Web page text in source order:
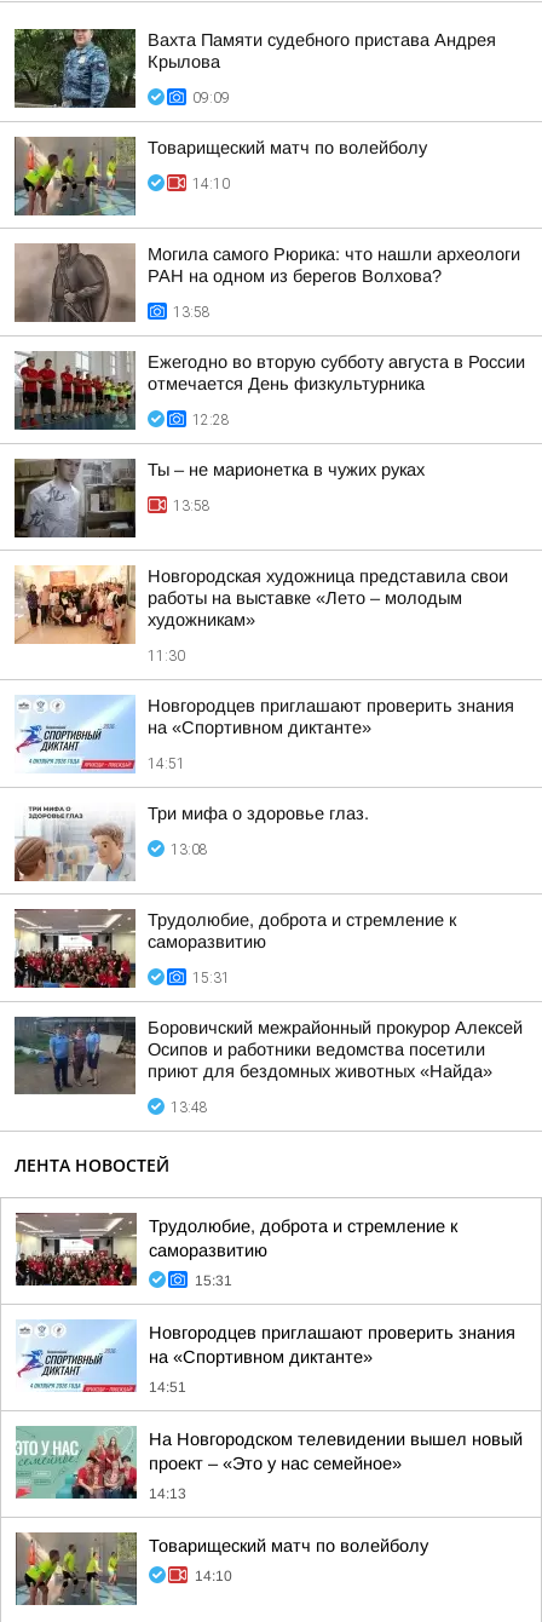
Вахта Памяти судебного пристава Андрея
Крылова
09:09
Товарищеский матч по волейболу
14:10
Могила самого Рюрика: что нашли археологи
РАН на одном из берегов Волхова?
13:58
Ежегодно во вторую субботу августа в России
отмечается День физкультурника
12:28
Ты – не марионетка в чужих руках
13:58
Новгородская художница представила свои
работы на выставке «Лето – молодым
художникам»
11:30
Новгородцев приглашают проверить знания
на «Спортивном диктанте»
14:51
Три мифа о здоровье глаз.
13:08
Трудолюбие, доброта и стремление к
саморазвитию
15:31
Боровичский межрайонный прокурор Алексей
Осипов и работники ведомства посетили
приют для бездомных животных «Найда»
13:48
ЛЕНТА НОВОСТЕЙ
Трудолюбие, доброта и стремление к
саморазвитию
15:31
Новгородцев приглашают проверить знания
на «Спортивном диктанте»
14:51
На Новгородском телевидении вышел новый
проект – «Это у нас семейное»
14:13
Товарищеский матч по волейболу
14:10